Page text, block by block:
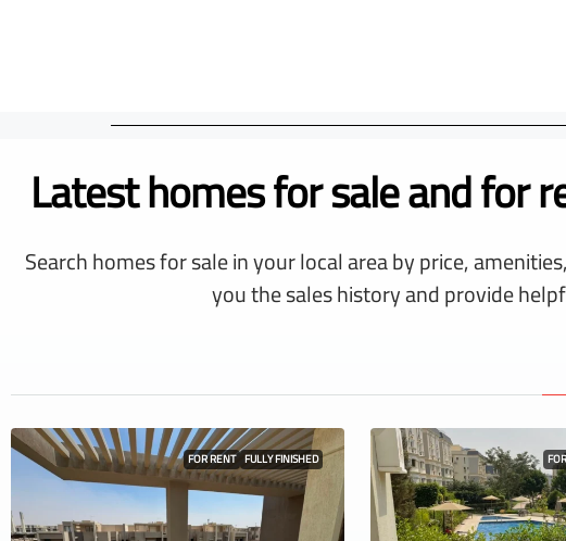
Latest homes for sale and for
Search homes for sale in your local area by price,
you the sales history and provide
FOR RENT FULLY FINISHED